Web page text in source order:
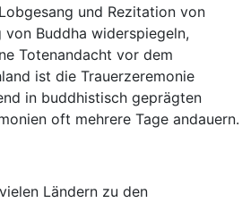
und Rezitation von
Buddha widerspiegeln,
Totenandacht vor dem
ist die Trauerzeremonie
in buddhistisch geprägten
oft mehrere Tage andauern.
Ländern zu den